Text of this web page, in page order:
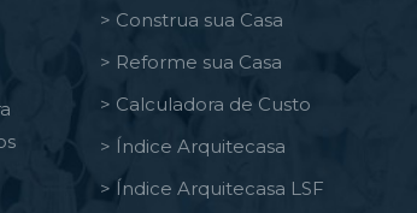
> Construa sua Casa
> Reforme sua Casa
> Calculadora de Custo
> Índice Arquitecasa
> Índice Arquitecasa LSF